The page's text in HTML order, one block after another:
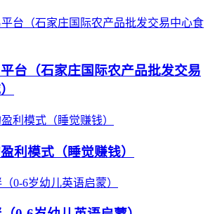
台（石家庄国际农产品批发交易
利模式（睡觉赚钱）